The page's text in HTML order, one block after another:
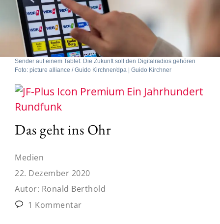
Sender auf einem Tablet: Die Zukunft soll den Digitalradios gehören
Foto: picture alliance / Guido Kirchner/dpa | Guido Kirchner
Ein Jahrhundert
Rundfunk
Das geht ins Ohr
Medien
22. Dezember 2020
Autor: Ronald Berthold
1 Kommentar